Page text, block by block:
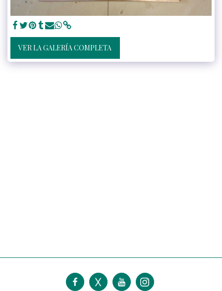
VER LA GALERÍA COMPLETA